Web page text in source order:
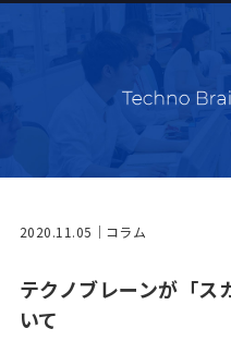
2020.11.05 コラム
テクノブレーンが「ス
いて